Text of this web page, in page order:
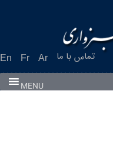
En Fr Ar تماس با ما
MENU